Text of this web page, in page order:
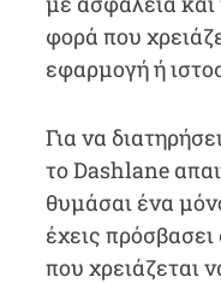
φορά που
εφαρμογή ή
Για να
το Dashlane
θυμάσαι ένα
έχεις
που χρειάζεται